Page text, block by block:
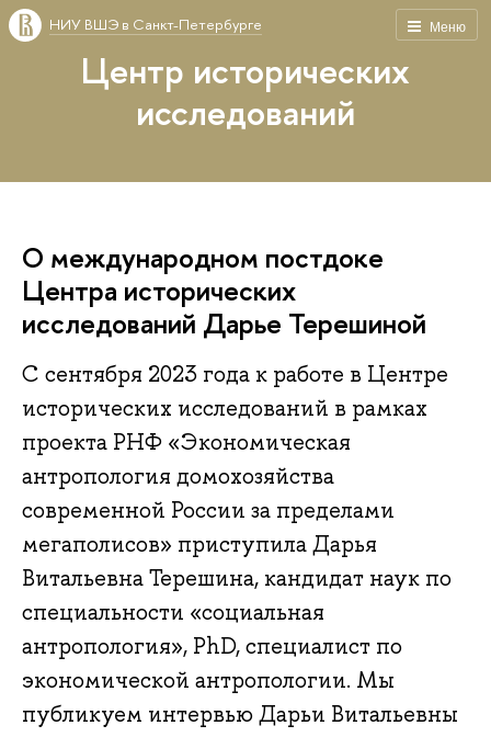
Меню
НИУ ВШЭ в Санкт-Петербурге
Центр исторических
исследований
О международном постдоке
Центра исторических
исследований Дарье Терешиной
С сентября 2023 года к работе в Центре
исторических исследований в рамках
проекта РНФ «Экономическая
антропология домохозяйства
современной России за пределами
мегаполисов» приступила Дарья
Витальевна Терешина, кандидат наук по
специальности «социальная
антропология», PhD, специалист по
экономической антропологии. Мы
публикуем интервью Дарьи Витальевны